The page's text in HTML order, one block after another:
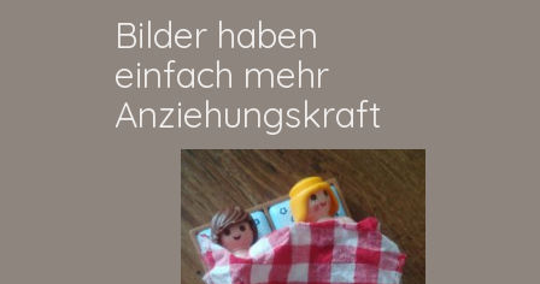
Bilder haben
einfach mehr
Anziehungskraft